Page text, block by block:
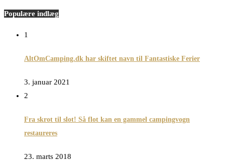
Populære indlæg
1
AltOmCamping.dk har skiftet navn til Fantastiske Ferier
3. januar 2021
2
Fra skrot til slot! Så flot kan en gammel campingvogn
restaureres
23. marts 2018